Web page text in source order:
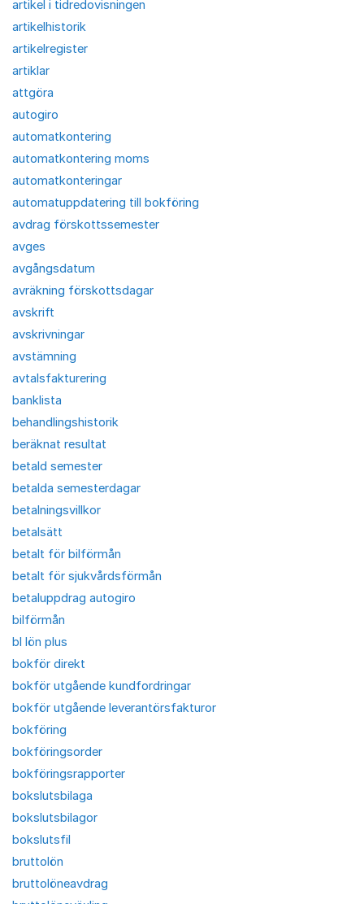
artikel i tidredovisningen
artikelhistorik
artikelregister
artiklar
attgöra
autogiro
automatkontering
automatkontering moms
automatkonteringar
automatuppdatering till bokföring
avdrag förskottssemester
avges
avgångsdatum
avräkning förskottsdagar
avskrift
avskrivningar
avstämning
avtalsfakturering
banklista
behandlingshistorik
beräknat resultat
betald semester
betalda semesterdagar
betalningsvillkor
betalsätt
betalt för bilförmån
betalt för sjukvårdsförmån
betaluppdrag autogiro
bilförmån
bl lön plus
bokför direkt
bokför utgående kundfordringar
bokför utgående leverantörsfakturor
bokföring
bokföringsorder
bokföringsrapporter
bokslutsbilaga
bokslutsbilagor
bokslutsfil
bruttolön
bruttolöneavdrag